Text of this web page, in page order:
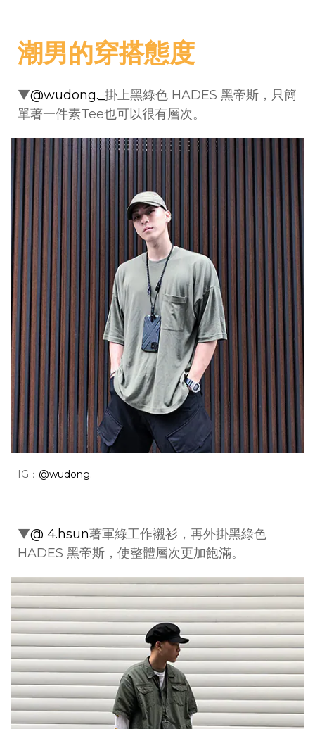
潮男的穿搭態度
▼@wudong._ 掛上黑綠色 HADES 黑帝斯，只簡
單著一件素Tee也可以很有層次。
IG： @wudong._
▼@ 4.hsun著軍綠工作襯衫，再外掛黑綠色
HADES 黑帝斯，使整體層次更加飽滿。